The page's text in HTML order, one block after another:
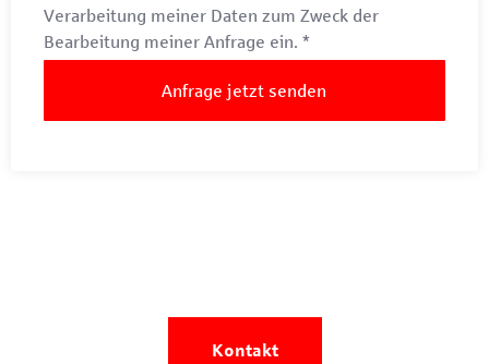
Verarbeitung meiner Daten zum Zweck der
Bearbeitung meiner Anfrage ein. *
Anfrage jetzt senden
Kontakt